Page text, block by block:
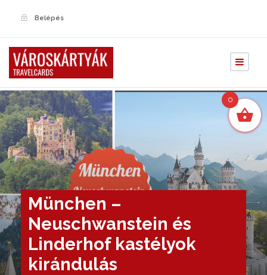
Belépés
München –
Neuschwanstein és
Linderhof kastélyok
kirándulás
0